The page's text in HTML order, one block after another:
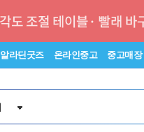
알라딘굿즈 온라인중고 중고매장